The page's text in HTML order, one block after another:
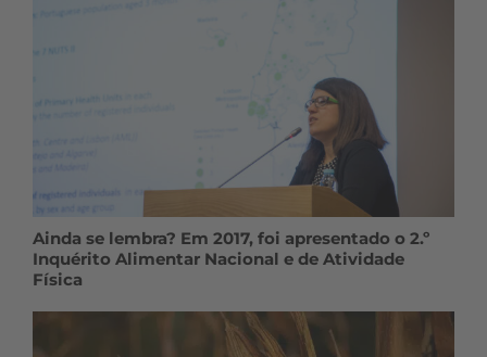
Ainda se lembra? Em 2017, foi apresentado o 2.º
Inquérito Alimentar Nacional e de Atividade
Física